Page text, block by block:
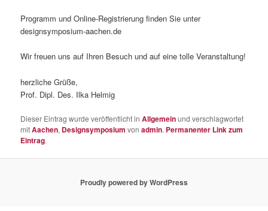
Programm und Online-Registrierung finden Sie unter
designsymposium-aachen.de
Wir freuen uns auf Ihren Besuch und auf eine tolle Veranstaltung!
herzliche Grüße,
Prof. Dipl. Des. Ilka Helmig
Dieser Eintrag wurde veröffentlicht inAllgemeinund verschlagwortet
mitAachen, Designsymposium vonadmin. Permanenter Link zum
Eintrag.
Proudly powered by WordPress